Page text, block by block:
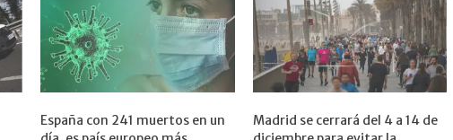
España con 241 muertos en un
Madrid se cerrará del 4 a 14 de